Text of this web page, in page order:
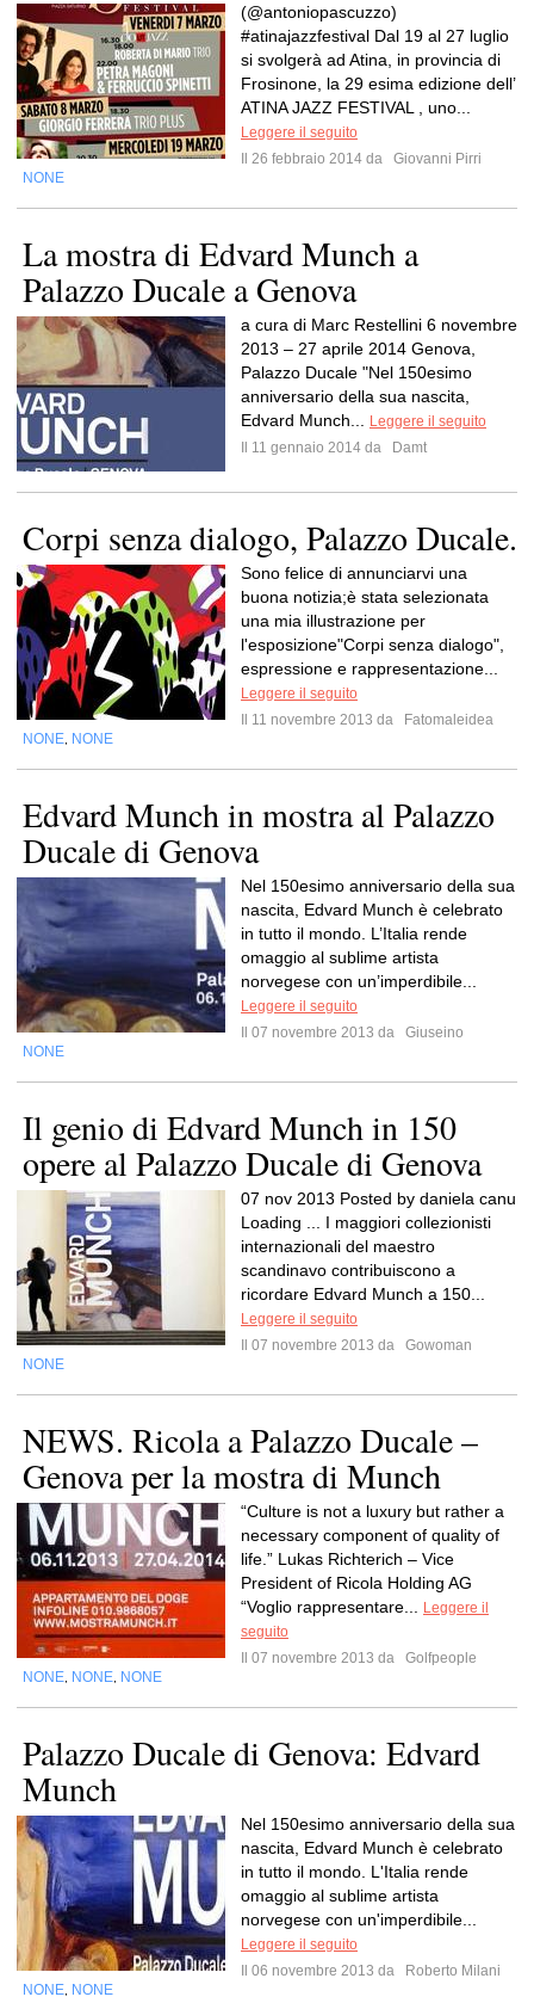
(@antoniopascuzzo)
#atinajazzfestival Dal 19 al 27 luglio
si svolgerà ad Atina, in provincia di
Frosinone, la 29 esima edizione dell’
ATINA JAZZ FESTIVAL , uno...
Leggere il seguito
Il 26 febbraio 2014 da
Giovanni Pirri
NONE
La mostra di Edvard Munch a
Palazzo Ducale a Genova
a cura di Marc Restellini 6 novembre
2013 – 27 aprile 2014 Genova,
Palazzo Ducale "Nel 150esimo
anniversario della sua nascita,
Edvard Munch...
Leggere il seguito
Il 11 gennaio 2014 da
Damt
Corpi senza dialogo, Palazzo Ducale.
Sono felice di annunciarvi una
buona notizia;è stata selezionata
una mia illustrazione per
l'esposizione"Corpi senza dialogo",
espressione e rappresentazione...
Leggere il seguito
Il 11 novembre 2013 da
Fatomaleidea
NONE NONE
Edvard Munch in mostra al Palazzo
Ducale di Genova
Nel 150esimo anniversario della sua
nascita, Edvard Munch è celebrato
in tutto il mondo. L’Italia rende
omaggio al sublime artista
norvegese con un’imperdibile...
Leggere il seguito
Il 07 novembre 2013 da
Giuseino
NONE
Il genio di Edvard Munch in 150
opere al Palazzo Ducale di Genova
07 nov 2013 Posted by daniela canu
Loading ... I maggiori collezionisti
internazionali del maestro
scandinavo contribuiscono a
ricordare Edvard Munch a 150...
Leggere il seguito
Il 07 novembre 2013 da
Gowoman
NONE
NEWS. Ricola a Palazzo Ducale –
Genova per la mostra di Munch
“Culture is not a luxury but rather a
necessary component of quality of
life.” Lukas Richterich – Vice
President of Ricola Holding AG
“Voglio rappresentare...
Leggere il
seguito
Il 07 novembre 2013 da
Golfpeople
NONE NONE NONE
Palazzo Ducale di Genova: Edvard
Munch
Nel 150esimo anniversario della sua
nascita, Edvard Munch è celebrato
in tutto il mondo. L'Italia rende
omaggio al sublime artista
norvegese con un'imperdibile...
Leggere il seguito
Il 06 novembre 2013 da
Roberto Milani
NONE NONE